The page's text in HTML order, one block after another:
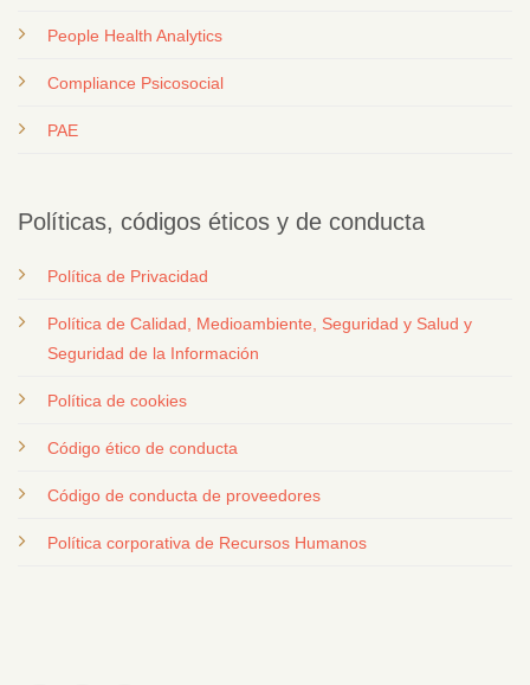
People Health Analytics
Compliance Psicosocial
PAE
Políticas, códigos éticos y de conducta
Política de Privacidad
Política de Calidad, Medioambiente, Seguridad y Salud y
Seguridad de la Información
Política de cookies
Código ético de conducta
Código de conducta de proveedores
Política corporativa de Recursos Humanos